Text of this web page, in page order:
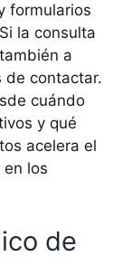
formularios
la consulta
a
de contactar.
cuándo
y qué
acelera el
los
de